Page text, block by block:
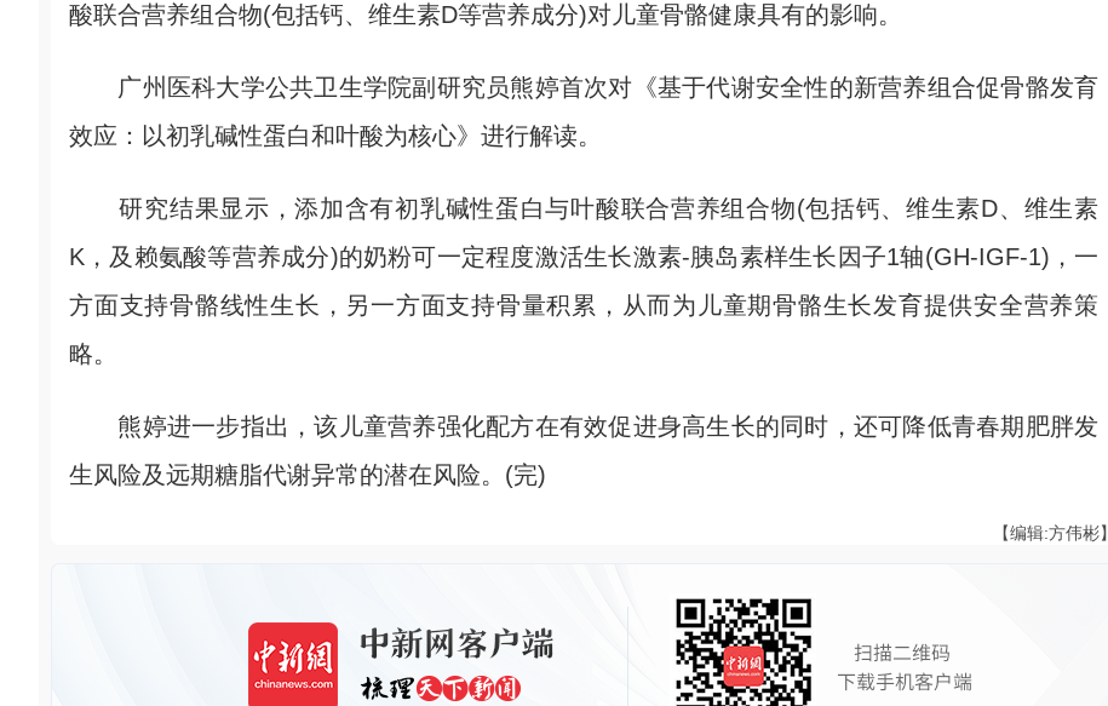
酸联合营养组合物(包括钙、维生素D等营养成分)对儿童骨骼健康具有的影响。
广州医科大学公共卫生学院副研究员熊婷首次对《基于代谢安全性的新营养组合促骨骼发育
效应：以初乳碱性蛋白和叶酸为核心》进行解读。
研究结果显示，添加含有初乳碱性蛋白与叶酸联合营养组合物(包括钙、维生素D、维生素
K，及赖氨酸等营养成分)的奶粉可一定程度激活生长激素-胰岛素样生长因子1轴(GH-IGF-1)，一
方面支持骨骼线性生长，另一方面支持骨量积累，从而为儿童期骨骼生长发育提供安全营养策
略。
熊婷进一步指出，该儿童营养强化配方在有效促进身高生长的同时，还可降低青春期肥胖发
生风险及远期糖脂代谢异常的潜在风险。(完)
【编辑:方伟彬】